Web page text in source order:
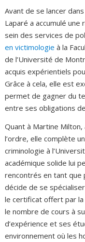
Avant de se lancer
Laparé a accumulé
sein des services de
en victimologie à la
de l’Université de
acquis expérientiels
Grâce à cela, elle est
permet de gagner du
entre ses obligations
Quant à Martine
l’ordre, elle complète
criminologie à
académique solide lui
rencontrés en tant que
décide de se
le certificat offert par la
le nombre de cours à
d’expérience et ses
environnement où les